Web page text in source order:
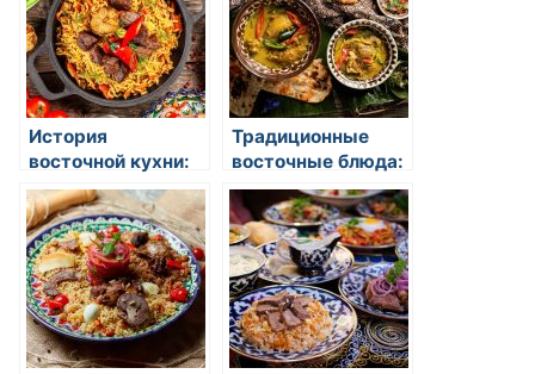
История
восточной кухни:
откуда родился
вкус и экзотика
Традиционные
восточные блюда:
открытие для
гурманов